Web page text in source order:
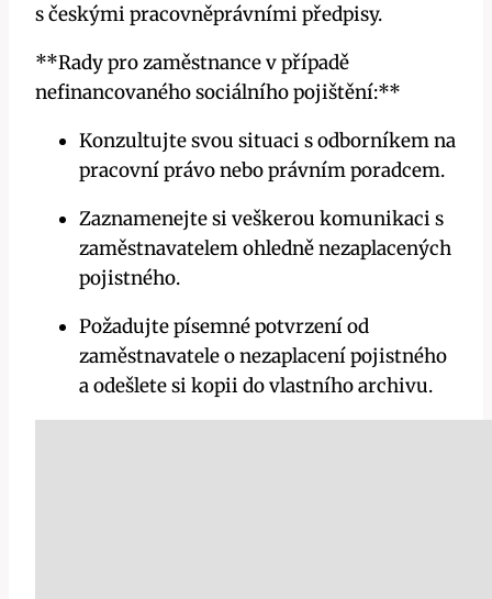
s českými pracovněprávními předpisy.
**Rady pro zaměstnance v případě
nefinancovaného sociálního pojištění:**
Konzultujte svou situaci s odborníkem na
pracovní právo nebo právním poradcem.
Zaznamenejte si veškerou komunikaci s
zaměstnavatelem ohledně nezaplacených
pojistného.
Požadujte písemné potvrzení od
zaměstnavatele o nezaplacení pojistného
a odešlete si kopii do vlastního archivu.